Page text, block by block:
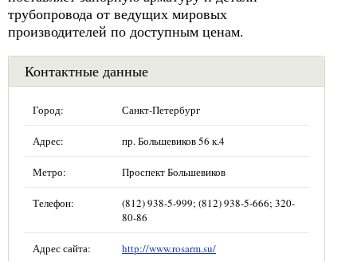
трубопровода от ведущих мировых
производителей по доступным ценам.
Контактные данные
Город: Санкт-Петербург
Адрес: пр. Большевиков 56 к.4
Метро: Проспект Большевиков
Телефон:
(812) 938-5-999; (812) 938-5-666; 320-
80-86
Адрес сайта: http://www.rosarm.su/